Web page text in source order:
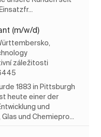
(m/w/d)
záležitosti
1883 in Pittsburgh
heute einer der
und
und Chemiepro...